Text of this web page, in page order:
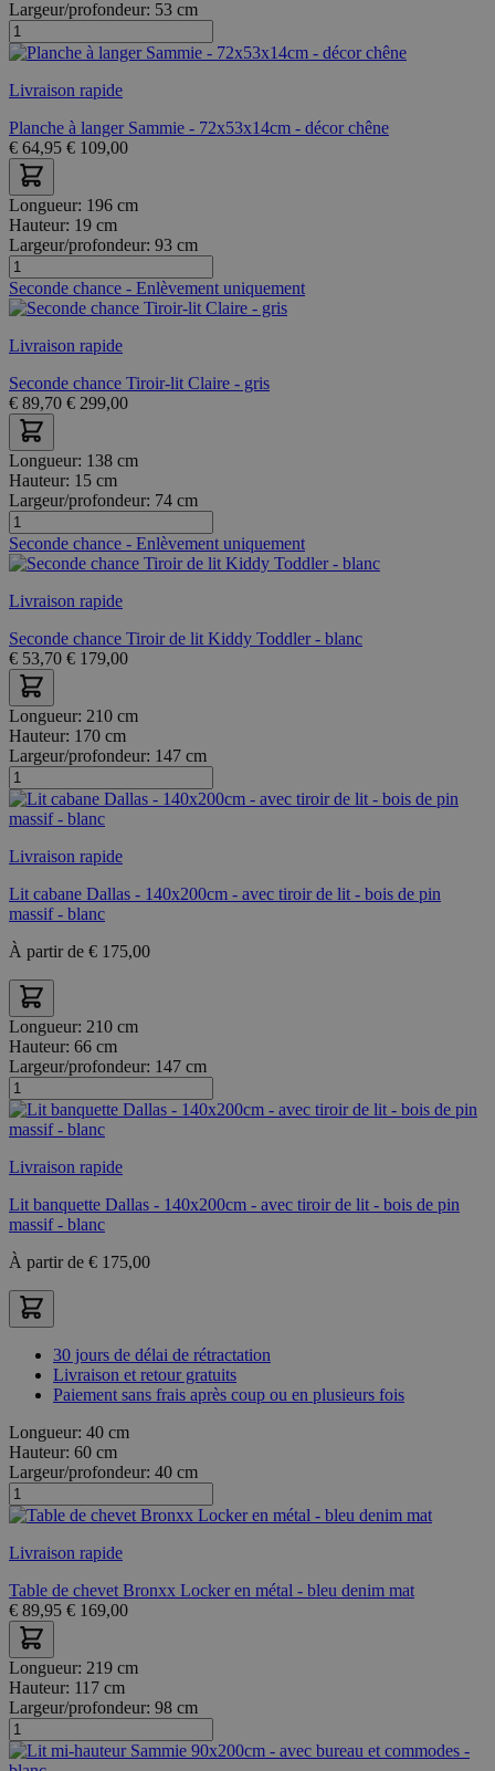
Largeur/profondeur: 53 cm
Livraison rapide
Planche à langer Sammie - 72x53x14cm - décor chêne
€ 64,95 € 109,00
Longueur: 196 cm
Hauteur: 19 cm
Largeur/profondeur: 93 cm
Seconde chance - Enlèvement uniquement
Livraison rapide
Seconde chance Tiroir-lit Claire - gris
€ 89,70 € 299,00
Longueur: 138 cm
Hauteur: 15 cm
Largeur/profondeur: 74 cm
Seconde chance - Enlèvement uniquement
Livraison rapide
Seconde chance Tiroir de lit Kiddy Toddler - blanc
€ 53,70 € 179,00
Longueur: 210 cm
Hauteur: 170 cm
Largeur/profondeur: 147 cm
Livraison rapide
Lit cabane Dallas - 140x200cm - avec tiroir de lit - bois de pin
massif - blanc
À partir de € 175,00
Longueur: 210 cm
Hauteur: 66 cm
Largeur/profondeur: 147 cm
Livraison rapide
Lit banquette Dallas - 140x200cm - avec tiroir de lit - bois de pin
massif - blanc
À partir de € 175,00
30 jours de délai de rétractation
Livraison et retour gratuits
Paiement sans frais après coup ou en plusieurs fois
Longueur: 40 cm
Hauteur: 60 cm
Largeur/profondeur: 40 cm
Livraison rapide
Table de chevet Bronxx Locker en métal - bleu denim mat
€ 89,95 € 169,00
Longueur: 219 cm
Hauteur: 117 cm
Largeur/profondeur: 98 cm